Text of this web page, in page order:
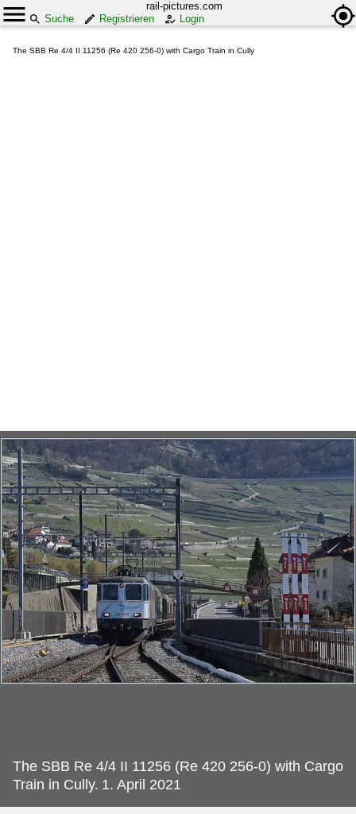
rail-pictures.com
Suche
Registrieren Login
The SBB Re 4/4 II 11256 (Re 420 256-0) with Cargo Train in Cully
The SBB Re 4/4 II 11256 (Re 420 256-0) with Cargo
Train in Cully. 1. April 2021